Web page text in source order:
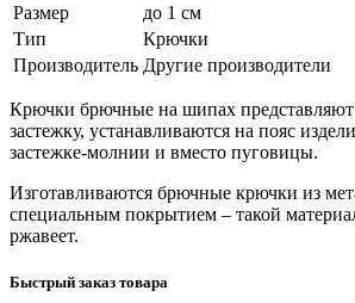
Размер
до 1 см
Тип
Крючки
Производитель Другие производители
Крючки брючные на шипах
застежку, устанавливаются на пояс
застежке-молнии и вместо пуговицы.
Изготавливаются брючные крючки из
специальным покрытием – такой
ржавеет.
Быстрый заказ товара